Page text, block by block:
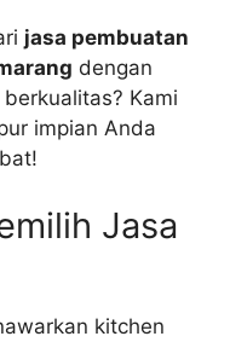
jasa pembuatan
dengan
Kami
impian Anda
Jasa
kitchen